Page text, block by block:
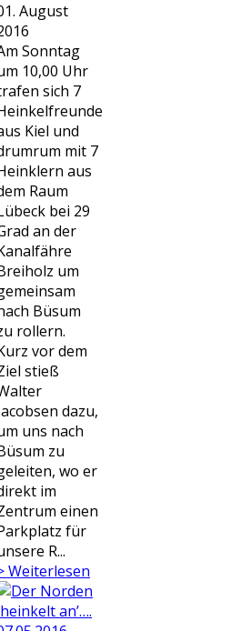
August
Sonntag
10,00 Uhr
sich 7
Kiel und
mit 7
aus
Raum
bei 29
an der
um
Büsum
rollern.
vor dem
stieß
dazu,
uns nach
zu
wo er
im
einen
für
R...
Weiterlesen